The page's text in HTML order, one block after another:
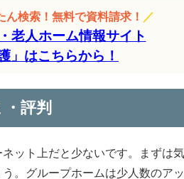
ん検索！無料で資料請求！ ／
老人ホーム情報サイト
」はこちらから！
評判
ット上だと少ないです。まずは
。グループホームは少人数のア